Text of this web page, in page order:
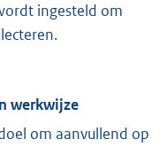
ingesteld om
werkwijze
om aanvullend op